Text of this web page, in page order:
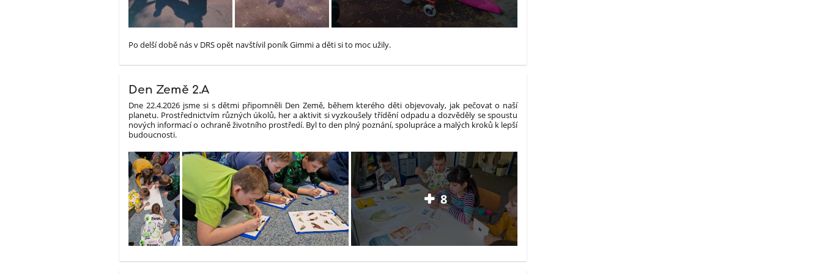
Po delší době nás v DRS opět navštívil poník Gimmi a děti si to moc užily.
Den Země 2.A
Dne 22.4.2026 jsme si s dětmi připomněli Den Země, během kterého děti objevovaly, jak pečovat o naší
planetu. Prostřednictvím různých úkolů, her a aktivit si vyzkoušely třídění odpadu a dozvěděly se spoustu
nových informací o ochraně životního prostředí. Byl to den plný poznání, spolupráce a malých kroků k lepší
budoucnosti.
8